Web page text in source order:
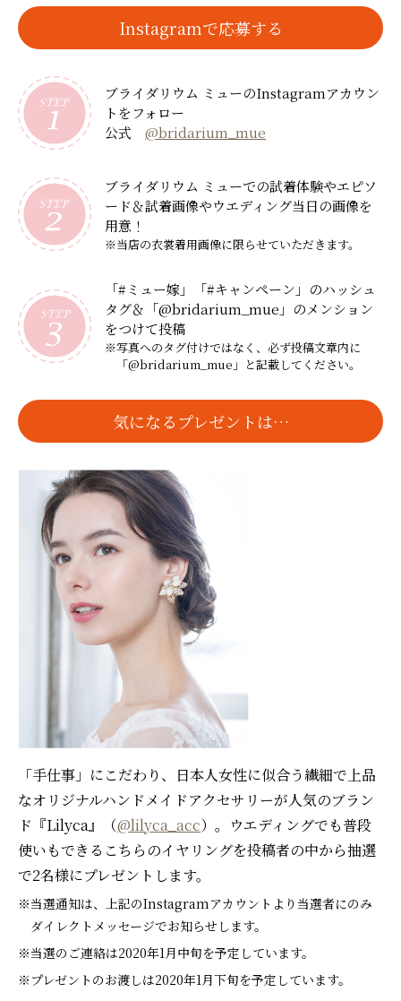
Instagramで応募する
ブライダリウム ミューのInstagramアカウン
トをフォロー
公式 @bridarium_mue
ブライダリウム ミューでの試着体験やエピソ
ード＆試着画像やウエディング当日の画像を
用意！
※当店の衣裳着用画像に限らせていただきます。
「#ミュー嫁」「#キャンペーン」のハッシュ
タグ＆「@bridarium_mue」のメンション
をつけて投稿
※写真へのタグ付けではなく、必ず投稿文章内に
「@bridarium_mue」と記載してください。
気になるプレゼントは…
「手仕事」にこだわり、日本人女性に似合う繊細で上品
なオリジナルハンドメイドアクセサリーが人気のブラン
ド『Lilyca』（@lilyca_acc）。ウエディングでも普段
使いもできるこちらのイヤリングを投稿者の中から抽選
で2名様にプレゼントします。
※当選通知は、上記のInstagramアカウントより当選者にのみ
ダイレクトメッセージでお知らせします。
※当選のご連絡は2020年1月中旬を予定しています。
※プレゼントのお渡しは2020年1月下旬を予定しています。